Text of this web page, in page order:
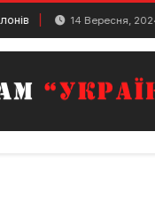
14 Вересня, 2024